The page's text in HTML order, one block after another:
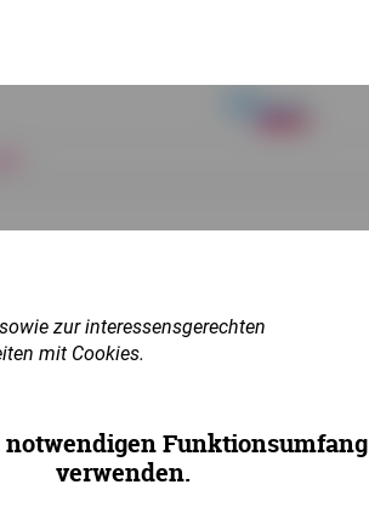
zur interessensgerechten
mit Cookies.
Funktionsumfang
verwenden.